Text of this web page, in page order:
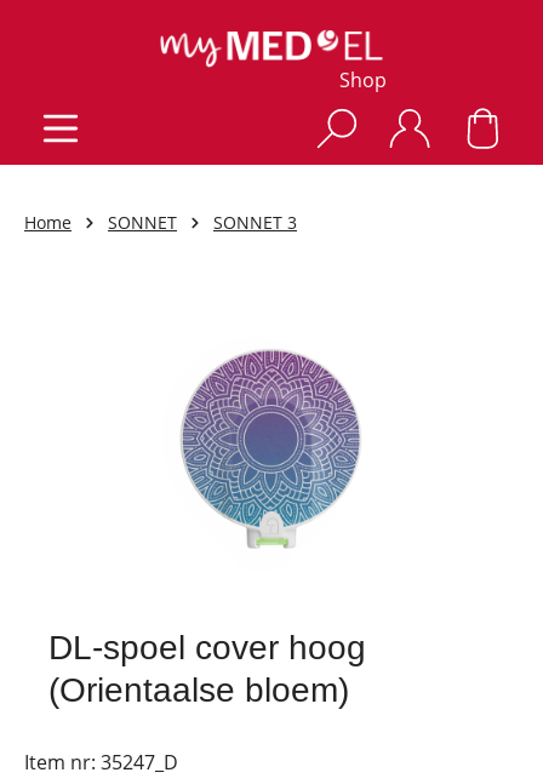
Shop
Home SONNET SONNET 3
DL-spoel cover hoog
(Orientaalse bloem)
Item nr: 35247_D